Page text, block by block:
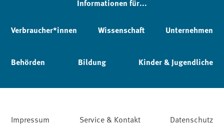
Informationen für...
Verbraucher*innen Wissenschaft Unternehmen
Behörden Bildung Kinder & Jugendliche
Impressum Service & Kontakt
Datenschutz